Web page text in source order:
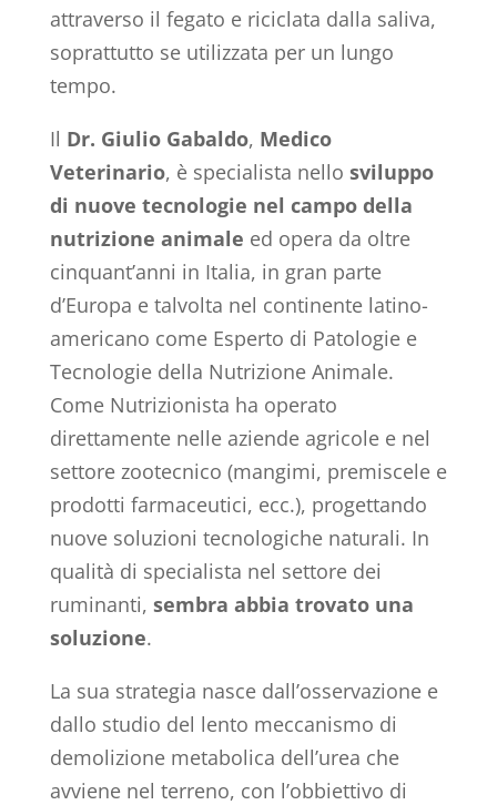
attraverso il fegato e riciclata dalla saliva,
soprattutto se utilizzata per un lungo
tempo.
Il Dr. Giulio Gabaldo, Medico
Veterinario, è specialista nello sviluppo
di nuove tecnologie nel campo della
nutrizione animale ed opera da oltre
cinquant’anni in Italia, in gran parte
d’Europa e talvolta nel continente latino-
americano come Esperto di Patologie e
Tecnologie della Nutrizione Animale.
Come Nutrizionista ha operato
direttamente nelle aziende agricole e nel
settore zootecnico (mangimi, premiscele e
prodotti farmaceutici, ecc.), progettando
nuove soluzioni tecnologiche naturali. In
qualità di specialista nel settore dei
ruminanti, sembra abbia trovato una
soluzione.
La sua strategia nasce dall’osservazione e
dallo studio del lento meccanismo di
demolizione metabolica dell’urea che
avviene nel terreno, con l’obbiettivo di